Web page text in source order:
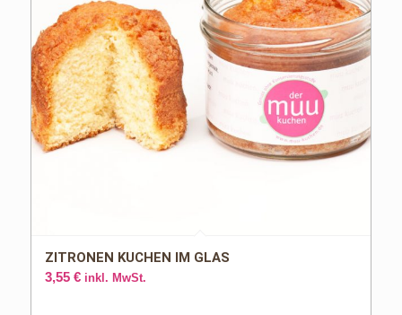
ZITRONEN KUCHEN IM GLAS
3,55 € inkl. MwSt.